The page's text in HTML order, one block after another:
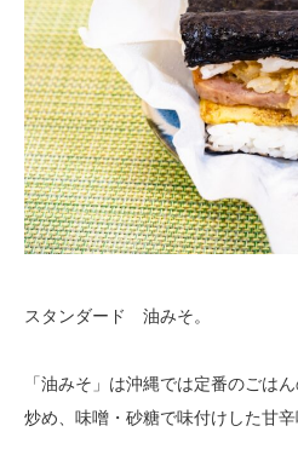
スタンダード 油みそ。
「油みそ」は沖縄では定番のごは
炒め、味噌・砂糖で味付けした甘辛